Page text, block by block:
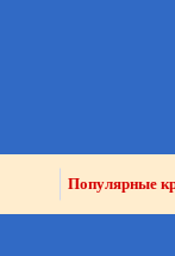
Популярные